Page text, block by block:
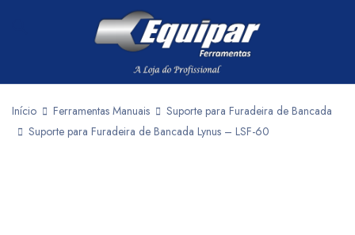
Início Ferramentas Manuais
Suporte para Furadeira de Bancada
Suporte para Furadeira de Bancada Lynus – LSF-60